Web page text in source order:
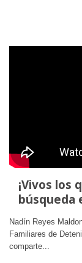
¡Vivos los
búsqueda
Nadín Reyes
Familiares de
comparte...